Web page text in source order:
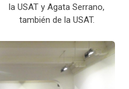
la USAT y Agata Serrano,
también de la USAT.